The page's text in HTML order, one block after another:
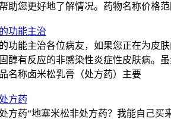
助您更好地了解情况。药物名称价格
功能主治
功能主治各位病友，如果您正在为皮
醇有反应的非感染性炎症性皮肤病。
名称卤米松乳膏（处方药）主要
方药
方药“地塞米松非处方药？我能自己